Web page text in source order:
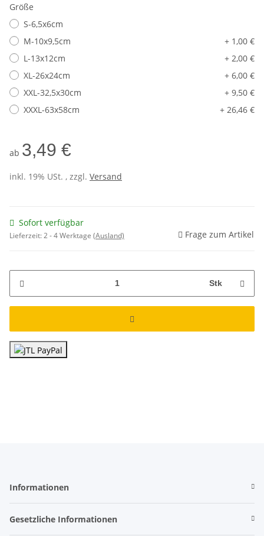
Größe
S-6,5x6cm
M-10x9,5cm
+ 1,00 €
L-13x12cm
+ 2,00 €
XL-26x24cm
+ 6,00 €
XXL-32,5x30cm
+ 9,50 €
XXXL-63x58cm
+ 26,46 €
ab 3,49 €
inkl. 19% USt. , zzgl. Versand
Sofort verfügbar
Lieferzeit:2 - 4 Werktage (Ausland) Frage zum Artikel
Stk
Informationen
Gesetzliche Informationen